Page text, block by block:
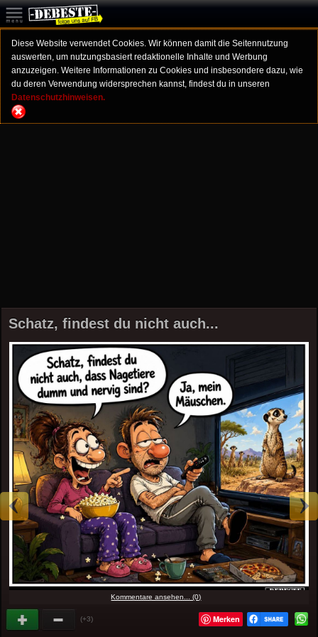
Diese Website verwendet Cookies. Wir können damit die Seitennutzung
auswerten, um nutzungsbasiert redaktionelle Inhalte und Werbung
anzuzeigen. Weitere Informationen zu Cookies und insbesondere dazu, wie
du deren Verwendung widersprechen kannst, findest du in unseren
Datenschutzhinweisen.
Schatz, findest du nicht auch...
Kommentare ansehen... (0)
(+3) Merken